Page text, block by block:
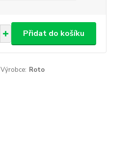
Přidat do košíku
Výrobce: Roto